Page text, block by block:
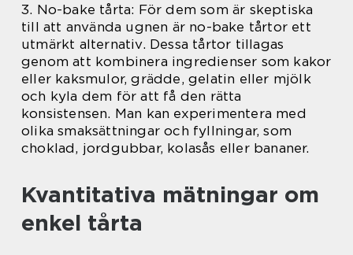
3. No-bake tårta: För dem som är skeptiska
till att använda ugnen är no-bake tårtor ett
utmärkt alternativ. Dessa tårtor tillagas
genom att kombinera ingredienser som kakor
eller kaksmulor, grädde, gelatin eller mjölk
och kyla dem för att få den rätta
konsistensen. Man kan experimentera med
olika smaksättningar och fyllningar, som
choklad, jordgubbar, kolasås eller bananer.
Kvantitativa mätningar om
enkel tårta